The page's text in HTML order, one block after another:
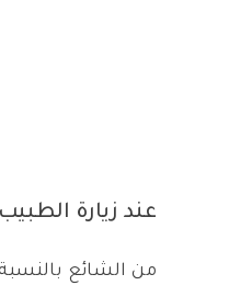
عند زيارة الطبيب